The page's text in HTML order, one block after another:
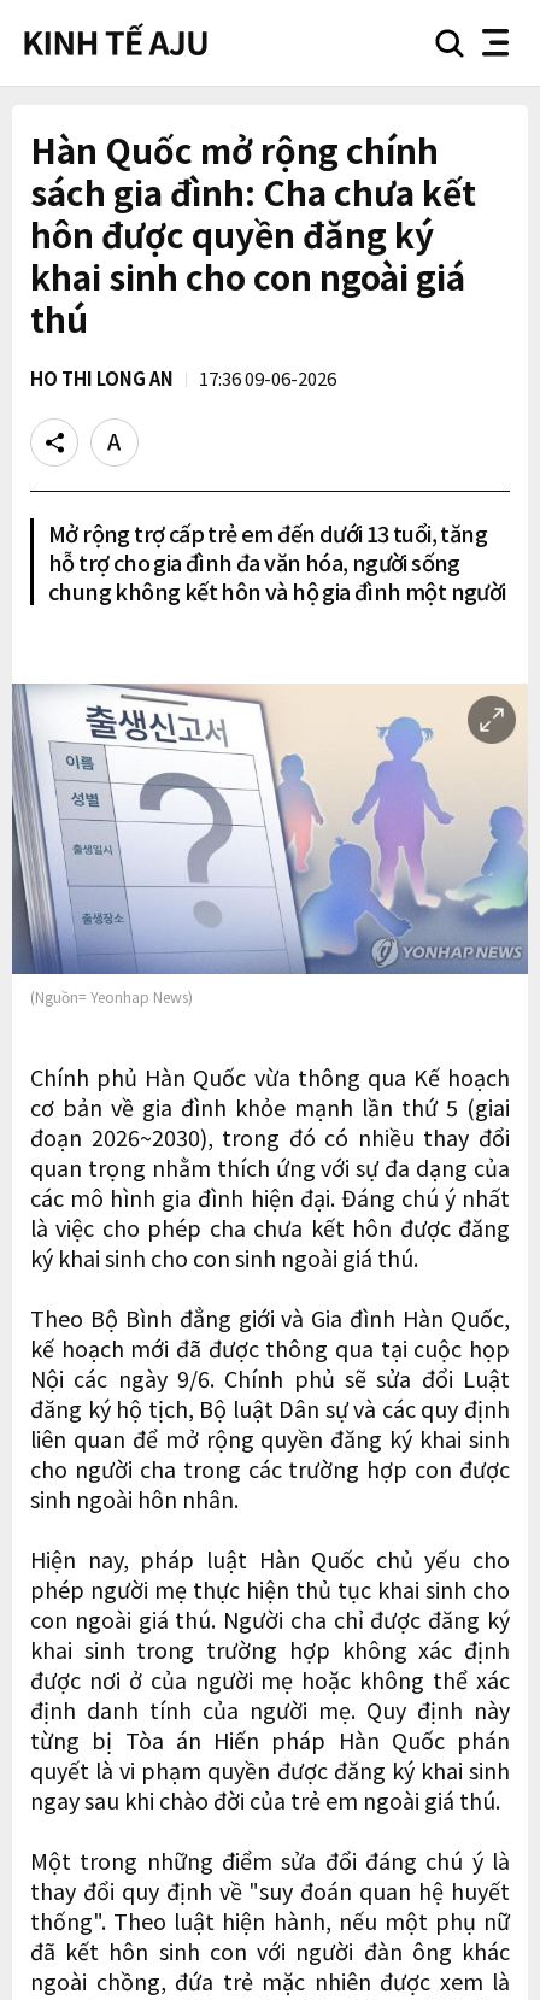
searchnav
Hàn Quốc mở rộng chính
sách gia đình: Cha chưa kết
hôn được quyền đăng ký
khai sinh cho con ngoài giá
thú
HO THI LONG AN 17:36 09-06-2026
Share
Text
size
Mở rộng trợ cấp trẻ em đến dưới 13 tuổi, tăng
hỗ trợ cho gia đình đa văn hóa, người sống
chung không kết hôn và hộ gia đình một người
(Nguồn= Yeonhap News)
Chính phủ Hàn Quốc vừa thông qua Kế hoạch
cơ bản về gia đình khỏe mạnh lần thứ 5 (giai
đoạn 2026~2030), trong đó có nhiều thay đổi
quan trọng nhằm thích ứng với sự đa dạng của
các mô hình gia đình hiện đại. Đáng chú ý nhất
là việc cho phép cha chưa kết hôn được đăng
ký khai sinh cho con sinh ngoài giá thú.
Theo Bộ Bình đẳng giới và Gia đình Hàn Quốc,
kế hoạch mới đã được thông qua tại cuộc họp
Nội các ngày 9/6. Chính phủ sẽ sửa đổi Luật
đăng ký hộ tịch, Bộ luật Dân sự và các quy định
liên quan để mở rộng quyền đăng ký khai sinh
cho người cha trong các trường hợp con được
sinh ngoài hôn nhân.
Hiện nay, pháp luật Hàn Quốc chủ yếu cho
phép người mẹ thực hiện thủ tục khai sinh cho
con ngoài giá thú. Người cha chỉ được đăng ký
khai sinh trong trường hợp không xác định
được nơi ở của người mẹ hoặc không thể xác
định danh tính của người mẹ. Quy định này
từng bị Tòa án Hiến pháp Hàn Quốc phán
quyết là vi phạm quyền được đăng ký khai sinh
ngay sau khi chào đời của trẻ em ngoài giá thú.
Một trong những điểm sửa đổi đáng chú ý là
thay đổi quy định về "suy đoán quan hệ huyết
thống". Theo luật hiện hành, nếu một phụ nữ
đã kết hôn sinh con với người đàn ông khác
ngoài chồng, đứa trẻ mặc nhiên được xem là